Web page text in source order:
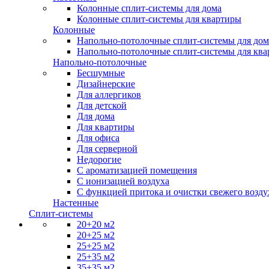
Колонные сплит-системы для дома
Колонные сплит-системы для квартиры
Колонные
Напольно-потолочные сплит-системы для
Напольно-потолочные сплит-системы для
Напольно-потолочные
Бесшумные
Дизайнерские
Для аллергиков
Для детской
Для дома
Для квартиры
Для офиса
Для серверной
Недорогие
С ароматизацией помещения
С ионизацией воздуха
С функцией притока и очистки свежего
Настенные
Сплит-системы
20+20 м2
20+25 м2
25+25 м2
25+35 м2